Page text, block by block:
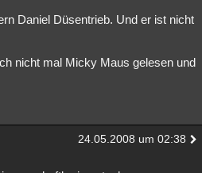
Daniel Düsentrieb. Und er ist nicht
nicht mal Micky Maus gelesen und
24.05.2008 um 02:38